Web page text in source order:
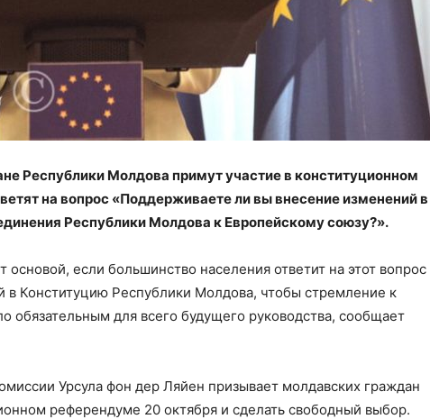
Республики Молдова примут участие в конституционном
на вопрос «Поддерживаете ли вы внесение изменений в
Республики Молдова к Европейскому союзу?».
основой, если большинство населения ответит на этот вопрос
в Конституцию Республики Молдова, чтобы стремление к
обязательным для всего будущего руководства, сообщает
Урсула фон дер Ляйен призывает молдавских граждан
референдуме 20 октября и сделать свободный выбор.